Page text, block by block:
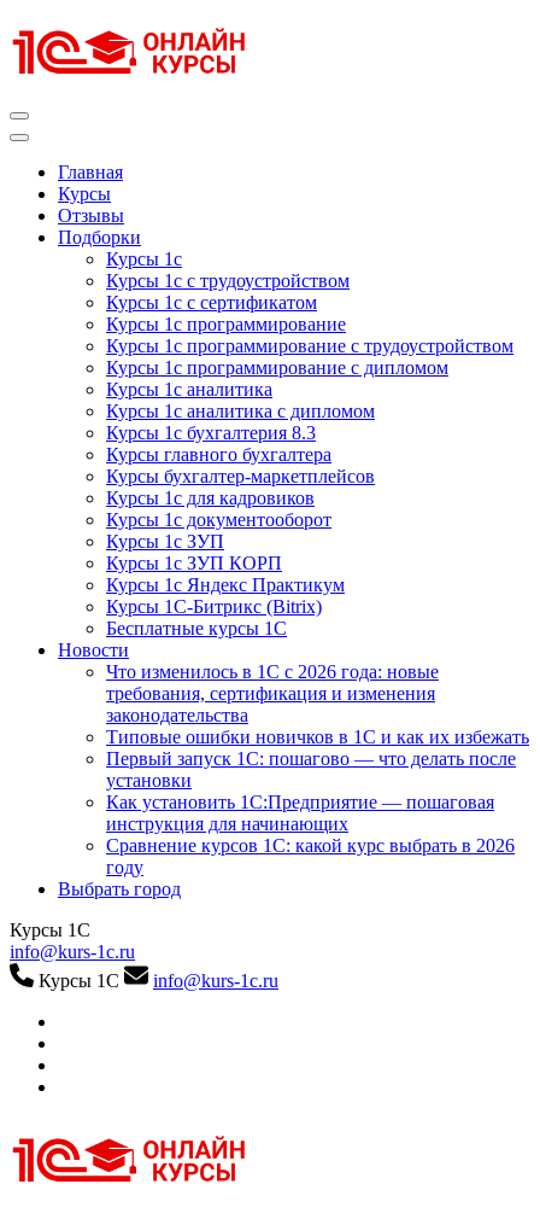
к
содержимому
Главная
Курсы
Отзывы
Подборки
Курсы 1с
Курсы 1с с трудоустройством
Курсы 1с с сертификатом
Курсы 1с программирование
Курсы 1с программирование с трудоустройством
Курсы 1с программирование с дипломом
Курсы 1с аналитика
Курсы 1с аналитика с дипломом
Курсы 1с бухгалтерия 8.3
Курсы главного бухгалтера
Курсы бухгалтер-маркетплейсов
Курсы 1с для кадровиков
Курсы 1с документооборот
Курсы 1с ЗУП
Курсы 1с ЗУП КОРП
Курсы 1с Яндекс Практикум
Курсы 1С-Битрикс (Bitrix)
Бесплатные курсы 1С
Новости
Что изменилось в 1С с 2026 года: новые
требования, сертификация и изменения
законодательства
Типовые ошибки новичков в 1С и как их избежать
Первый запуск 1С: пошагово — что делать после
установки
Как установить 1С:Предприятие — пошаговая
инструкция для начинающих
Сравнение курсов 1С: какой курс выбрать в 2026
году
Выбрать город
Курсы 1С
info@kurs-1c.ru
Курсы 1С
info@kurs-1c.ru